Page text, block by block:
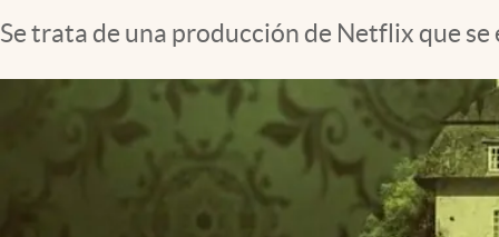
Se trata de una producción de Netflix que